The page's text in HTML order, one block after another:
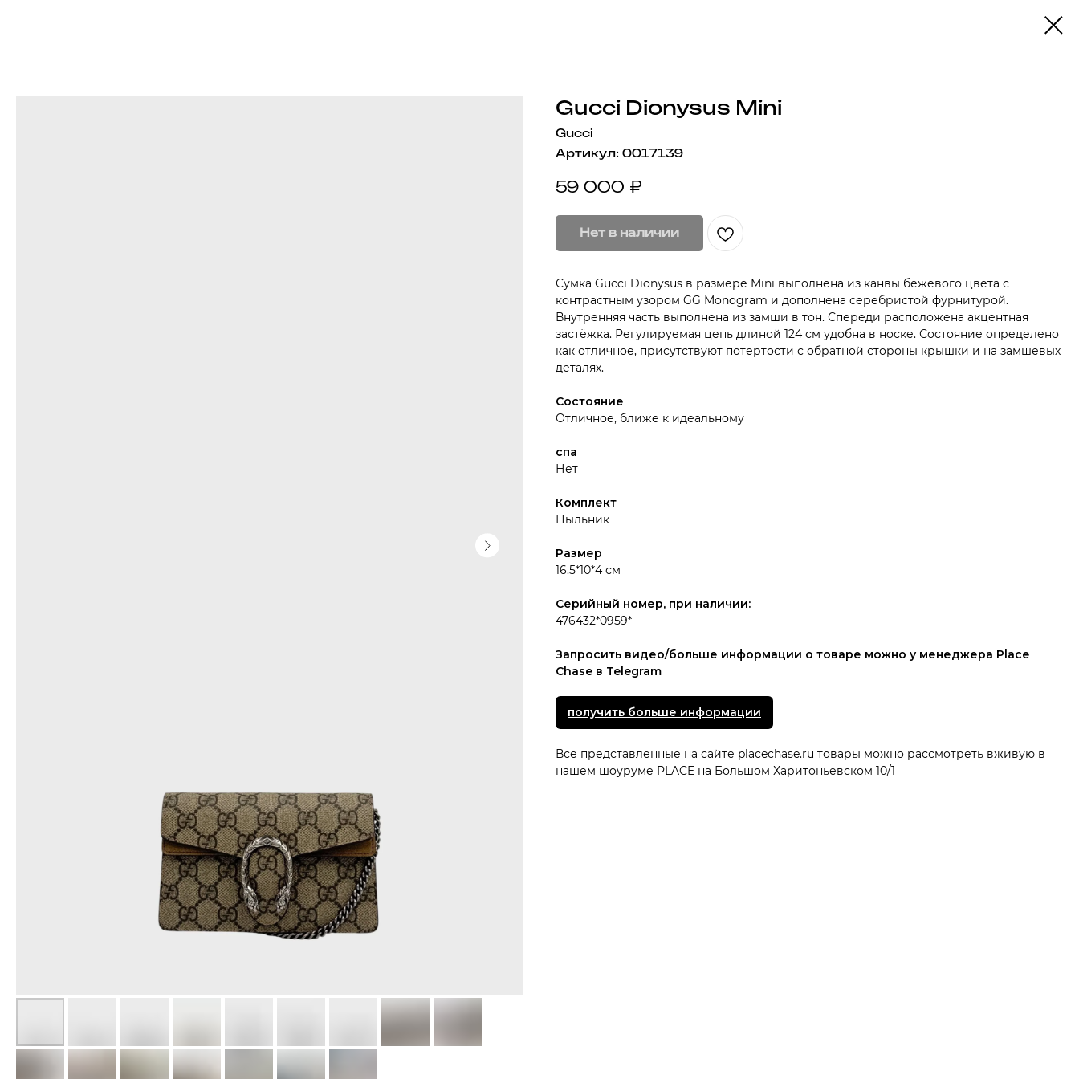
Gucci Dionysus Mini
Gucci
Артикул: 0017139
59 000 ₽
Нет в наличии
Сумка Gucci Dionysus в размере Mini выполнена из канвы бежевого цвета с
контрастным узором GG Monogram и дополнена серебристой фурнитурой.
Внутренняя часть выполнена из замши в тон. Спереди расположена акцентная
застёжка. Регулируемая цепь длиной 124 см удобна в носке. Состояние определено
как отличное, присутствуют потертости с обратной стороны крышки и на замшевых
деталях.
Состояние
Отличное, ближе к идеальному
спа
Нет
Комплект
Пыльник
Размер
16.5*10*4 см
Серийный номер, при наличии:
476432*0959*
Запросить видео/больше информации о товаре можно у менеджера Place
Chase в Telegram
получить больше информации
Все представленные на сайте placechase.ru товары можно рассмотреть вживую в
нашем шоуруме PLACE на Большом Харитоньевском 10/1